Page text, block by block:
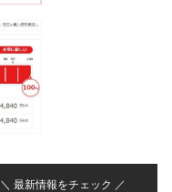
＼ 最新情報をチェック ／